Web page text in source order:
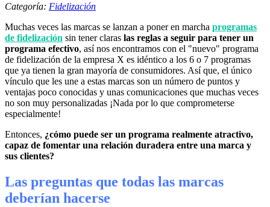
Categoría: Fidelización
Muchas veces las marcas se lanzan a poner en marcha programas
de fidelización sin tener claras las reglas a seguir para tener un
programa efectivo, así nos encontramos con el "nuevo" programa
de fidelización de la empresa X es idéntico a los 6 o 7 programas
que ya tienen la gran mayoría de consumidores. Así que, el único
vínculo que les une a estas marcas son un número de puntos y
ventajas poco conocidas y unas comunicaciones que muchas veces
no son muy personalizadas ¡Nada por lo que comprometerse
especialmente!
Entonces, ¿cómo puede ser un programa realmente atractivo,
capaz de fomentar una relación duradera entre una marca y
sus clientes?
Las preguntas que todas las marcas
deberían hacerse